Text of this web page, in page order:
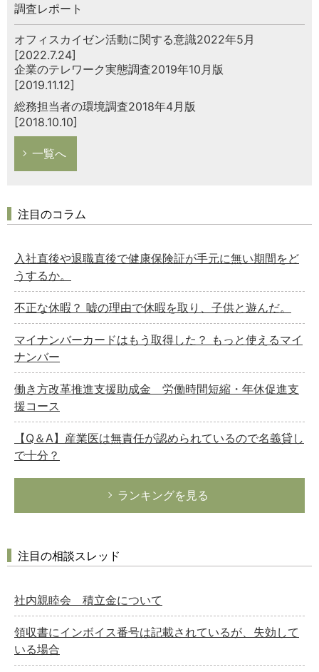
調査レポート
オフィスカイゼン活動に関する意識2022年5月
[2022.7.24]
企業のテレワーク実態調査2019年10月版
[2019.11.12]
総務担当者の環境調査2018年4月版
[2018.10.10]
一覧へ
注目のコラム
入社直後や退職直後で健康保険証が手元に無い期間をど
うするか。
不正な休暇？ 嘘の理由で休暇を取り、子供と遊んだ。
マイナンバーカードはもう取得した？ もっと使えるマイ
ナンバー
働き方改革推進支援助成金 労働時間短縮・年休促進支
援コース
【Q＆A】産業医は無責任が認められているので名義貸し
で十分？
ランキングを見る
注目の相談スレッド
社内親睦会 積立金について
領収書にインボイス番号は記載されているが、失効して
いる場合